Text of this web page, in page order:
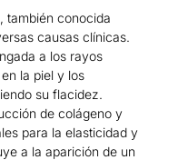
también conocida
causas clínicas.
a los rayos
la piel y los
su flacidez.
de colágeno y
para la elasticidad y
a la aparición de un